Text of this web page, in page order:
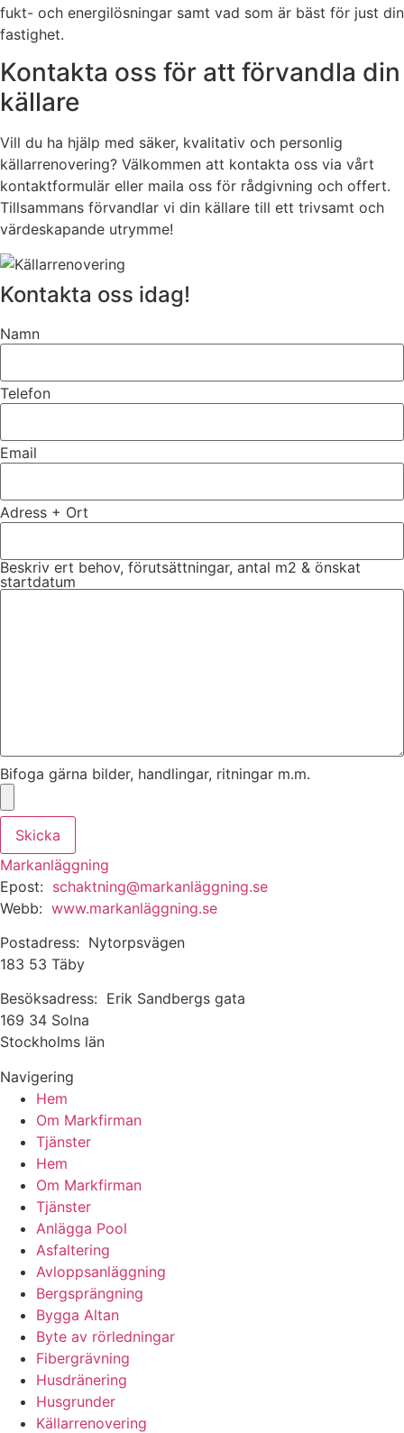
fukt- och energilösningar samt vad som är bäst för just din
fastighet.
Kontakta oss för att förvandla din
källare
Vill du ha hjälp med säker, kvalitativ och personlig
källarrenovering? Välkommen att kontakta oss via vårt
kontaktformulär eller maila oss för rådgivning och offert.
Tillsammans förvandlar vi din källare till ett trivsamt och
värdeskapande utrymme!
Kontakta oss idag!
Namn
Telefon
Email
Adress + Ort
Beskriv ert behov, förutsättningar, antal m2 & önskat
startdatum
Bifoga gärna bilder, handlingar, ritningar m.m.
Skicka
Markanläggning
Epost: schaktning@markanläggning.se
Webb: www.markanläggning.se
Postadress: Nytorpsvägen
183 53 Täby
Besöksadress: Erik Sandbergs gata
169 34 Solna
Stockholms län
Navigering
Hem
Om Markfirman
Tjänster
Hem
Om Markfirman
Tjänster
Anlägga Pool
Asfaltering
Avloppsanläggning
Bergsprängning
Bygga Altan
Byte av rörledningar
Fibergrävning
Husdränering
Husgrunder
Källarrenovering